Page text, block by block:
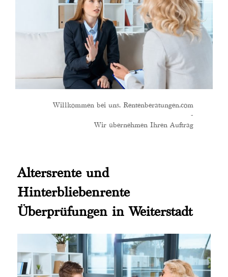
Willkommen bei uns. Rentenberatungen.com
-
Wir übernehmen Ihren Auftrag
Altersrente und
Hinterbliebenrente
Überprüfungen in Weiterstadt